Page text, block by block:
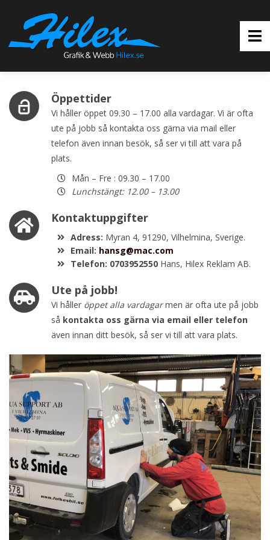
Öppettider
Vi håller öppet 09.30 – 17.00 alla vardagar. Vi är ofta
ute på jobb så kontakta oss gärna via mail eller
telefon även innan besök, så ser vi till att vara på
plats.
Mån – Fre : 09.30 – 17.00
Lunchstängt: 12.00 – 13.00
Kontaktuppgifter
Adress: Myran 4, 91290, Vilhelmina, Sverige.
Email: hansg@mac.com
Telefon: 0703952550 Hans, Hilex Reklam AB.
Ute på jobb!
Vi håller öppet alla vardagarmen är ofta ute på jobb
så kontakta oss gärna via email eller telefon
även innan ditt besök, så ser vi till att vara plats.